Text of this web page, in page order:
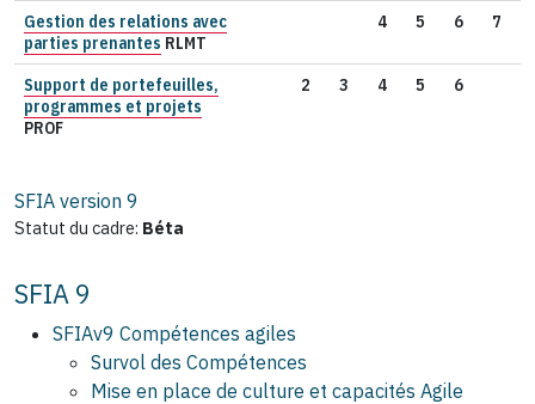
Gestion des relations avec
parties prenantes RLMT
4 5 6 7
Support de portefeuilles,
programmes et projets
PROF
2 3 4 5 6
SFIA version 9
Statut du cadre: Béta
SFIA 9
SFIAv9 Compétences agiles
Survol des Compétences
Mise en place de culture et capacités Agile